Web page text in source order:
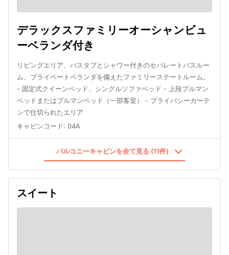
デラックスファミリーオーシャンビュ
ーベランダ付き
リビングエリア、バスタブとシャワー付きのセパレートバスルー
ム、プライベートベランダを備えたファミリーステートルーム。
- 固定式クイーンベッド、シングルソファベッド - 上段プルマン
ベッドまたはプルマンベッド（一部客室） - プライバシーカーテ
ンで仕切られたエリア
キャビンコード: 04A
バルコニーキャビンを全て見る (11件)
スイート